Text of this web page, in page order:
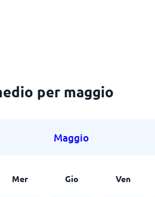
per maggio
Maggio
Mer Gio Ven